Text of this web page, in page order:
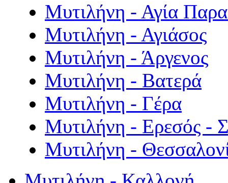
Μυτιλήνη - Αγία
Μυτιλήνη - Αγιάσος
Μυτιλήνη - Άργενος
Μυτιλήνη - Βατερά
Μυτιλήνη - Γέρα
Μυτιλήνη - Ερεσός -
Μυτιλήνη -